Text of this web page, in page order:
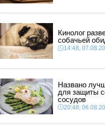
14:14, 07.08.2026
должности посла
14:10, 07.08.2026
Моуринью в шоке после
перехода в "Реал"
Ильхам Алиев подписал
связи с двумя дипломатами
14:00, 07.08.2026
Прогноз погоды в
12:48, 07.08.2026
Кинолог
собачьей
14:48,
Названо
для защиты
сосудов
20:48,